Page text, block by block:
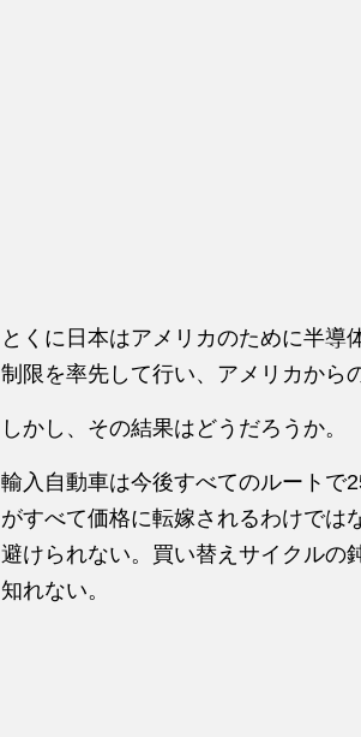
とくに日本はアメリカのために半導
制限を率先して行い、アメリカから
しかし、その結果はどうだろうか。
輸入自動車は今後すべてのルートで
がすべて価格に転嫁されるわけでは
避けられない。買い替えサイクルの
知れない。